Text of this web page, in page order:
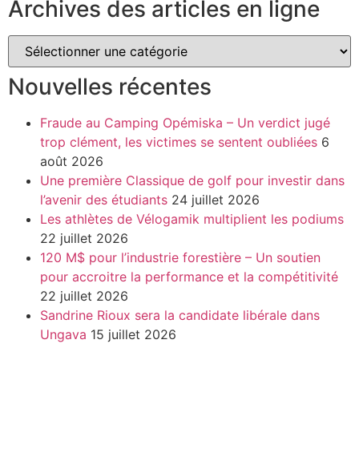
Archives des articles en ligne
Nouvelles récentes
Fraude au Camping Opémiska – Un verdict jugé
trop clément, les victimes se sentent oubliées 6
août 2026
Une première Classique de golf pour investir dans
l’avenir des étudiants 24 juillet 2026
Les athlètes de Vélogamik multiplient les podiums
22 juillet 2026
120 M$ pour l’industrie forestière – Un soutien
pour accroitre la performance et la compétitivité
22 juillet 2026
Sandrine Rioux sera la candidate libérale dans
Ungava 15 juillet 2026